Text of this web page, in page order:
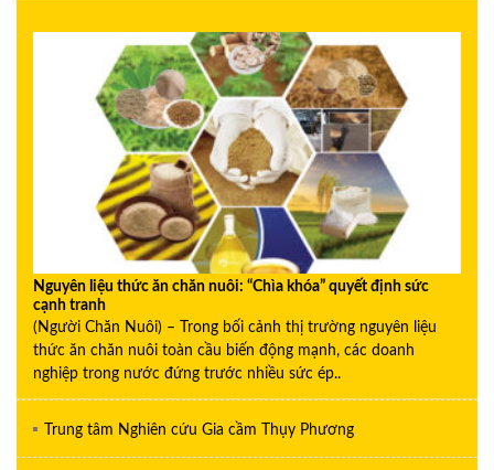
Nguyên liệu thức ăn chăn nuôi: “Chìa khóa” quyết định sức
cạnh tranh
(Người Chăn Nuôi) – Trong bối cảnh thị trường nguyên liệu
thức ăn chăn nuôi toàn cầu biến động mạnh, các doanh
nghiệp trong nước đứng trước nhiều sức ép..
Trung tâm Nghiên cứu Gia cầm Thụy Phương